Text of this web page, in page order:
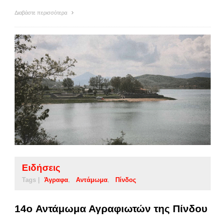
Διαβάστε περισσότερα
Ειδήσεις
Tags | Άγραφα Αντάμωμα Πίνδος
14o Αντάμωμα Αγραφιωτών της Πίνδου